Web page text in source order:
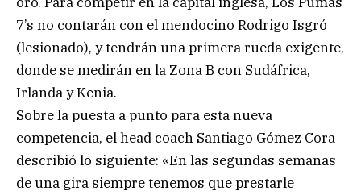
7’s no contarán con el mendocino Rodrigo Isgró
(lesionado), y tendrán una primera rueda exigente,
donde se medirán en la Zona B con Sudáfrica,
Irlanda y Kenia.
Sobre la puesta a punto para esta nueva
competencia, el head coach Santiago Gómez Cora
describió lo siguiente: «En las segundas semanas
de una gira siempre tenemos que prestarle